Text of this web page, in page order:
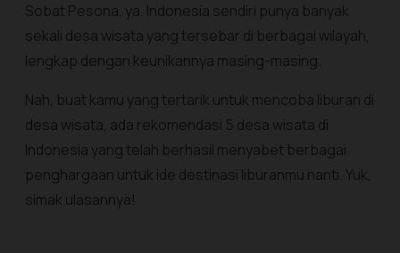
Sobat Pesona, ya. Indonesia sendiri punya banyak
sekali desa wisata yang tersebar di berbagai wilayah,
lengkap dengan keunikannya masing-masing.
Nah, buat kamu yang tertarik untuk mencoba liburan di
desa wisata, ada rekomendasi 5 desa wisata di
Indonesia yang telah berhasil menyabet berbagai
penghargaan untuk ide destinasi liburanmu nanti. Yuk,
simak ulasannya!